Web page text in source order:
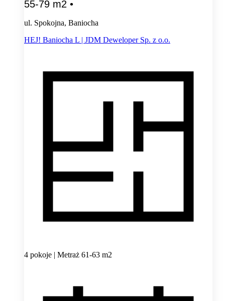
55-79 m2 •
ul. Spokojna, Baniocha
HEJ! Baniocha L | JDM Deweloper Sp. z o.o.
4 pokoje | Metraż 61-63 m2